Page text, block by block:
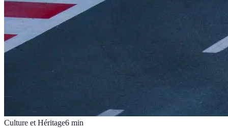
Culture et Héritage6 min